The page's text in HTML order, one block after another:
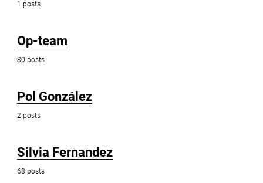
1 posts
Op-team
80 posts
Pol González
2 posts
Silvia Fernandez
68 posts